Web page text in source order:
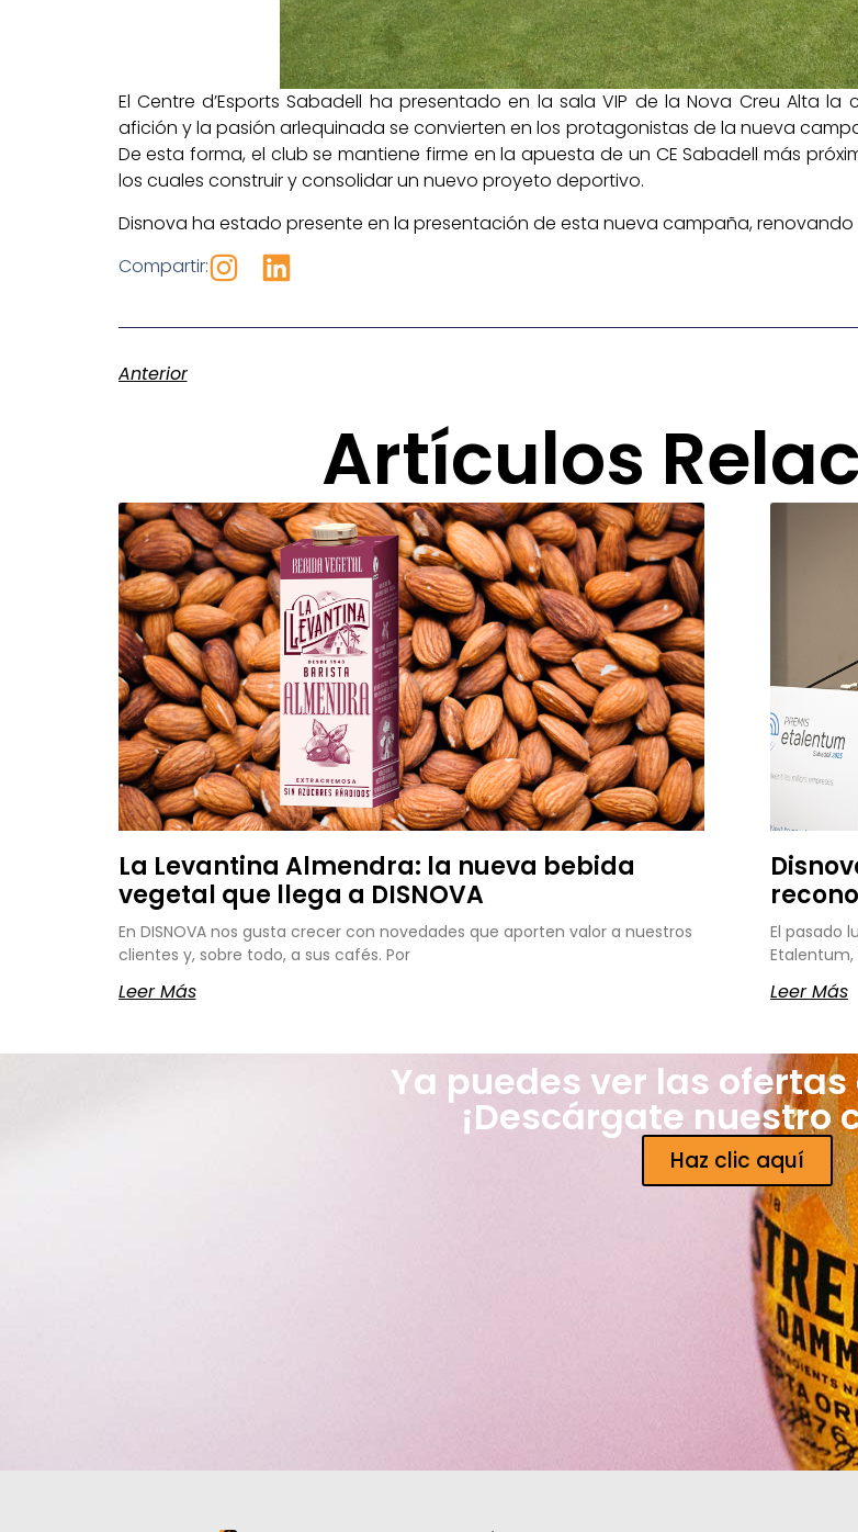
El Centre d’Esports Sabadell ha presentado en la sala VIP de la Nova Creu Alta
afición y la pasión arlequinada se convierten en los protagonistas de la nueva
De esta forma, el club se mantiene firme en la apuesta de un CE Sabadell más
los cuales construir y consolidar un nuevo proyeto deportivo.
Disnova ha estado presente en la presentación de esta nueva campaña,
Compartir:
Anterior
Artículos
La Levantina Almendra: la nueva bebida
vegetal que llega a DISNOVA
En DISNOVA nos gusta crecer con novedades que aporten valor a nuestros
clientes y, sobre todo, a sus cafés. Por
Leer Más
El pasado
Leer Más
Ya puedes ver las
¡Descárgate nuestro
Haz clic aquí